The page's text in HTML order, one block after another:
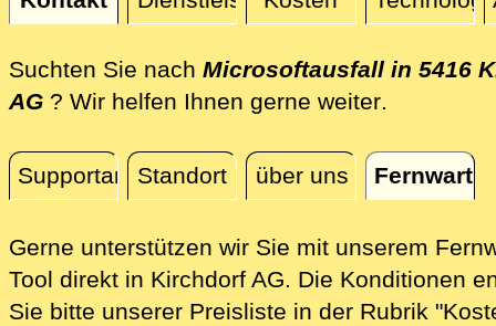
Kontakt
Suchten Sie nach Microsoftausfall in 5416
AG ? Wir helfen Ihnen gerne weiterdirekt vor
.
SupportanfrageStandort über uns
Fernwartung
Gerne unterstützen wir Sie mit unserem
Tool direkt in Kirchdorf AG. Die Konditionen
Sie bitte unserer Preisliste in der Rubrik